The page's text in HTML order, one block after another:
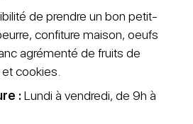
de prendre un bon petit-
confiture maison, oeufs
agrémenté de fruits de
cookies.
:Lundi à vendredi, de 9h à